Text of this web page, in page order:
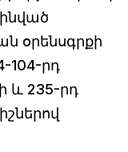
օրենսգրքի
104-րդ
և 235-րդ